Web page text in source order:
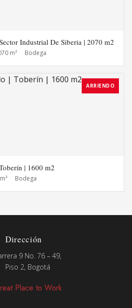
Industrial De Siberia | 2070 m2
m² Bodega
ARRIENDO
| 1600 m2
Bodega
Dirección
9 No. 76 – 49,
Piso 2, Bogotá